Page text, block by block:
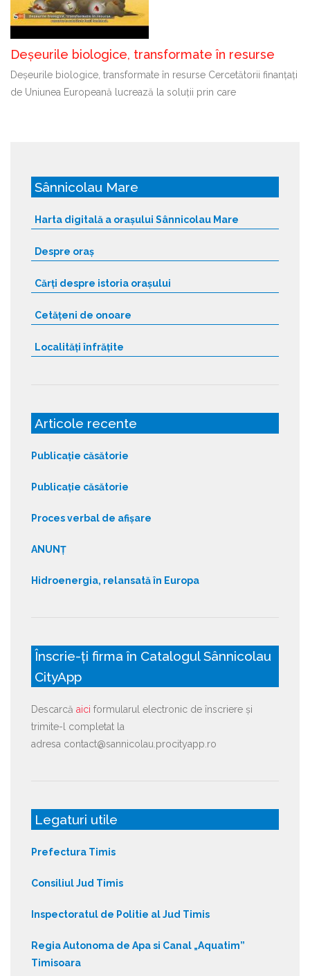
Deșeurile biologice, transformate în resurse
Deșeurile biologice, transformate în resurse Cercetătorii finanțați
de Uniunea Europeană lucrează la soluții prin care
Sânnicolau Mare
Harta digitală a orașului Sânnicolau Mare
Despre oraș
Cărți despre istoria orașului
Cetățeni de onoare
Localități înfrățite
Articole recente
Publicație căsătorie
Publicație căsătorie
Proces verbal de afișare
ANUNȚ
Hidroenergia, relansată în Europa
Înscrie-ți firma în Catalogul Sânnicolau
CityApp
Descarcă aici formularul electronic de înscriere și
trimite-l completat la
adresa contact@sannicolau.procityapp.ro
Legaturi utile
Prefectura Timis
Consiliul Jud Timis
Inspectoratul de Politie al Jud Timis
Regia Autonoma de Apa si Canal „Aquatim”
Timisoara